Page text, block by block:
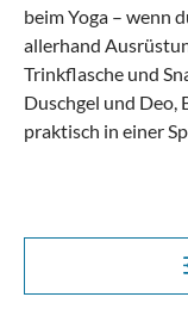
beim Yoga – wenn
allerhand
Trinkflasche und
Duschgel und Deo,
praktisch in einer